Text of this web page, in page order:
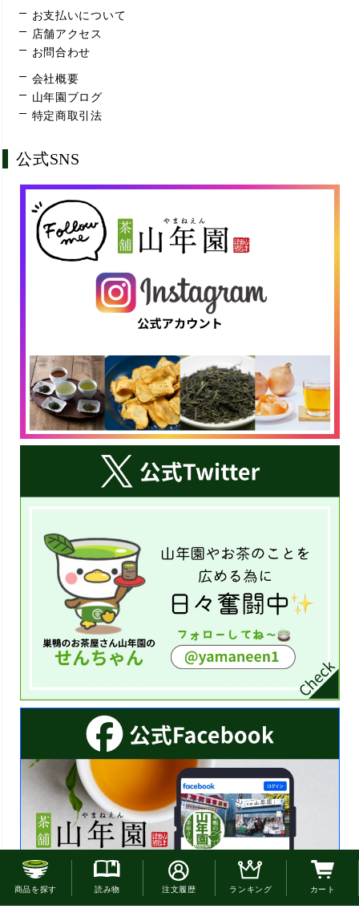
お支払いについて
店舗アクセス
お問合わせ
会社概要
山年園ブログ
特定商取引法
公式SNS
お電話でのご注文はこちら
商品を探す 読み物 注文履歴 ランキング カート